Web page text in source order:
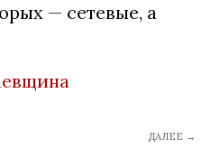
— сетевые, а
ДАЛЕЕ →